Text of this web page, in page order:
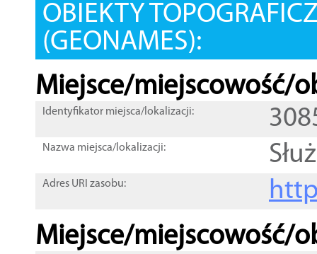
OBIEKTY
(GEONAMES):
Miejsce/miejscowość/
Identyfikator miejsca/lokalizacji:
Nazwa miejsca/lokalizacji:
Adres URI zasobu:
Miejsce/miejscowość/